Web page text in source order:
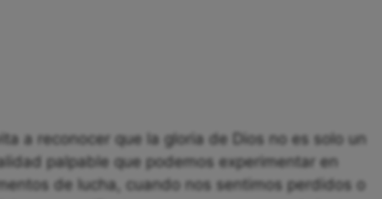
a reconocer que la gloria de Dios no es solo un
palpable que podemos experimentar en
de lucha, cuando nos sentimos perdidos o